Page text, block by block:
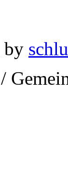
by